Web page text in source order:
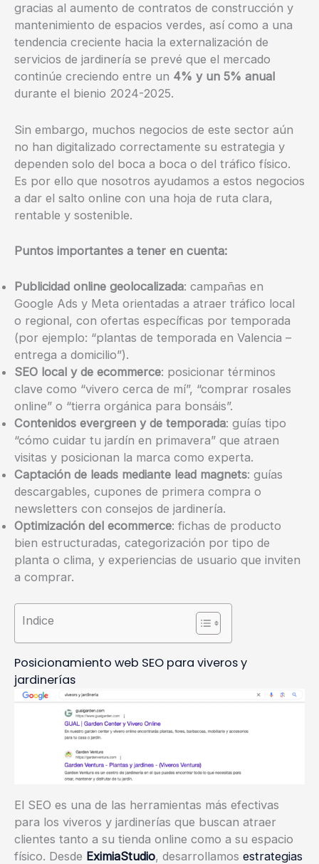
gracias al aumento de contratos de construcción y
mantenimiento de espacios verdes, así como a una
tendencia creciente hacia la externalización de
servicios de jardinería se prevé que el mercado
continúe creciendo entre un 4% y un 5% anual
durante el bienio 2024-2025. ​
Sin embargo, muchos negocios de este sector aún
no han digitalizado correctamente su estrategia y
dependen solo del boca a boca o del tráfico físico.
Es por ello que nosotros ayudamos a estos negocios
a dar el salto online con una hoja de ruta clara,
rentable y sostenible.
Puntos importantes a tener en cuenta:
Publicidad online geolocalizada: campañas en
Google Ads y Meta orientadas a atraer tráfico local
o regional, con ofertas específicas por temporada
(por ejemplo: “plantas de temporada en Valencia –
entrega a domicilio”).
SEO local y de ecommerce: posicionar términos
clave como “vivero cerca de mí”, “comprar rosales
online” o “tierra orgánica para bonsáis”.
Contenidos evergreen y de temporada: guías tipo
“cómo cuidar tu jardín en primavera” que atraen
visitas y posicionan la marca como experta.
Captación de leads mediante lead magnets: guías
descargables, cupones de primera compra o
newsletters con consejos de jardinería.
Optimización del ecommerce: fichas de producto
bien estructuradas, categorización por tipo de
planta o clima, y experiencias de usuario que inviten
a comprar.
Indice
Posicionamiento web SEO para viveros y
jardinerías
El SEO es una de las herramientas más efectivas
para los viveros y jardinerías que buscan atraer
clientes tanto a su tienda online como a su espacio
físico. Desde EximiaStudio, desarrollamos estrategias